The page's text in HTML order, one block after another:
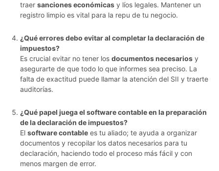
traer sanciones económicas y líos legales. Mantener un
registro limpio es vital para la repu de tu negocio.
¿Qué errores debo evitar al completar la declaración de
impuestos?
Es crucial evitar no tener los documentos necesarios y
asegurarte de que todo lo que informes sea preciso. La
falta de exactitud puede llamar la atención del SII y traerte
auditorías.
¿Qué papel juega el software contable en la preparación
de la declaración de impuestos?
El software contable es tu aliado; te ayuda a organizar
documentos y recopilar los datos necesarios para tu
declaración, haciendo todo el proceso más fácil y con
menos margen de error.